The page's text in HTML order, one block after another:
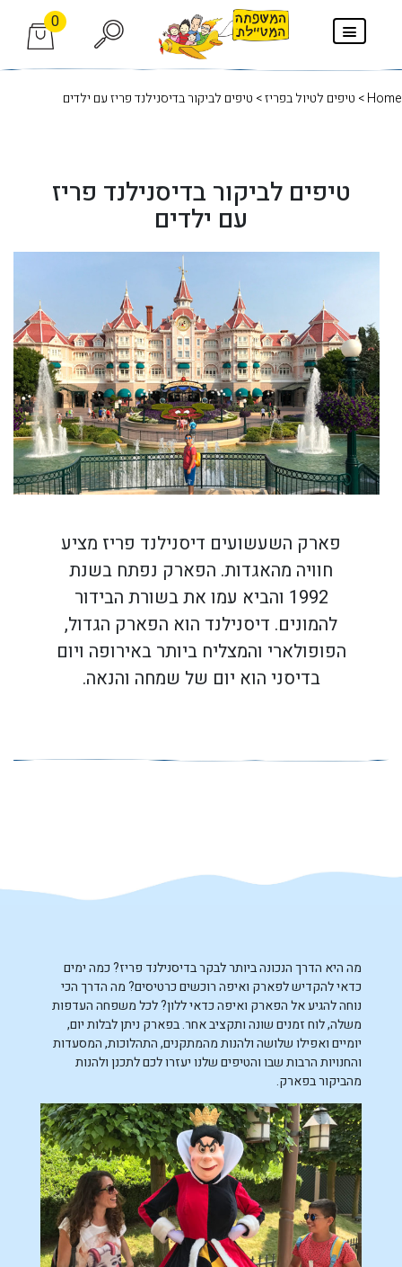
0
Home
> טיפים לטיול בפריז> טיפים לביקור בדיסנילנד פריז עם ילדים
טיפים לביקור בדיסנילנד פריז
עם ילדים
פארק השעשועים דיסנילנד פריז מציע
חוויה מהאגדות. הפארק נפתח בשנת
1992 והביא עמו את בשורת הבידור
להמונים. דיסנילנד הוא הפארק הגדול,
הפופולארי והמצליח ביותר באירופה ויום
בדיסני הוא יום של שמחה והנאה.
מה היא הדרך הנכונה ביותר לבקר בדיסנילנד פריז? כמה ימים
כדאי להקדיש לפארק ואיפה רוכשים כרטיסים? מה הדרך הכי
נוחה להגיע אל הפארק ואיפה כדאי ללון? לכל משפחה העדפות
משלה, לוח זמנים שונה ותקציב אחר. בפארק ניתן לבלות יום,
יומיים ואפילו שלושה ולהנות מהמתקנים, התהלוכות, המסעדות
והחנויות הרבות שבו והטיפים שלנו יעזרו לכם לתכנן ולהנות
מהביקור בפארק.